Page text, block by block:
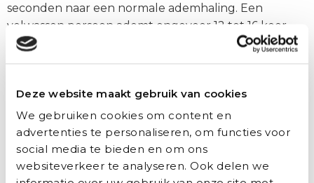
Deze website maakt gebruik van cookies
We gebruiken cookies om content en
advertenties te personaliseren, om functies voor
social media te bieden en om ons
websiteverkeer te analyseren. Ook delen we
seconden naar een normale ademhaling. Een
volwassen persoon ademt ongeveer 12 tot 16 keer
per minuut. In die 10 seconden zou het dus om 2 of 3
de reanimatie.
Dit geef je ook door aan 112. Je start met 30
borstcompressies gevolgd door 2 beademingen. Blijf
dit herhalen! Reanimeren is erg inspannend. Wissel
indien mogelijk af met andere personen.